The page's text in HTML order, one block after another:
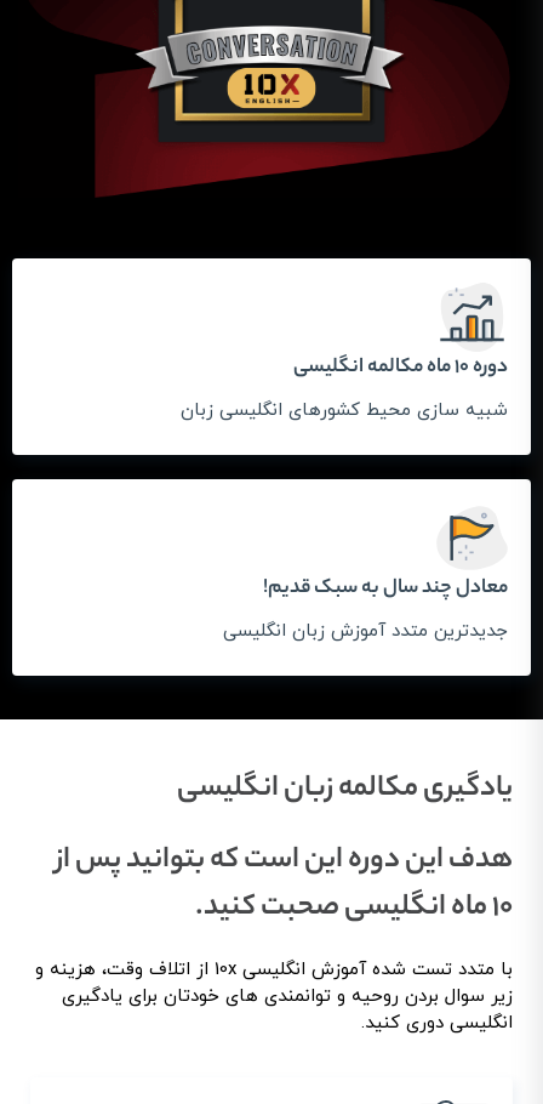
دوره 10 ماه مکالمه انگلیسی
شبیه سازی محیط کشورهای انگلیسی زبان
معادل چند سال به سبک قدیم!
جدیدترین متدد آموزش زبان انگلیسی
یادگیری مکالمه زبان انگلیسی
هدف این دوره این است که بتوانید پس از
10 ماه انگلیسی صحبت کنید.
با متدد تست شده آموزش انگلیسی 10x از اتلاف وقت، هزینه و
زیر سوال بردن روحیه و توانمندی های خودتان برای یادگیری
انگلیسی دوری کنید.